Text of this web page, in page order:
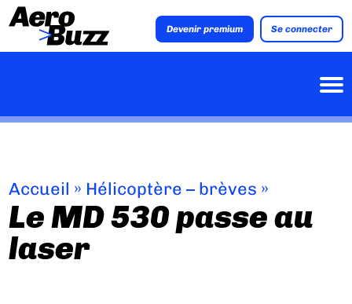
Devenir premium Se connecter
Accueil » Hélicoptère – brèves »
Le MD 530 passe au
laser